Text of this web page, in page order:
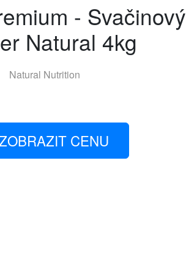
- Svačinový
Natural 4kg
Natural Nutrition
CENU